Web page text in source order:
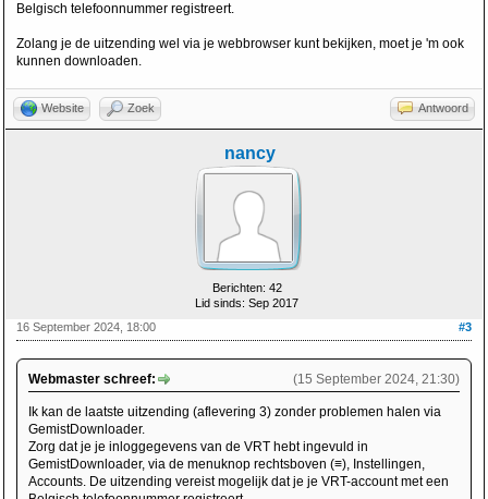
Belgisch telefoonnummer registreert.
Zolang je de uitzending wel via je webbrowser kunt bekijken, moet je 'm ook
kunnen downloaden.
Website Zoek Antwoord
nancy
Berichten: 42
Lid sinds: Sep 2017
#3
16 September 2024, 18:00
(15 September 2024, 21:30)
Webmaster schreef:
Ik kan de laatste uitzending (aflevering 3) zonder problemen halen via
GemistDownloader.
Zorg dat je je inloggegevens van de VRT hebt ingevuld in
GemistDownloader, via de menuknop rechtsboven (≡), Instellingen,
Accounts. De uitzending vereist mogelijk dat je je VRT-account met een